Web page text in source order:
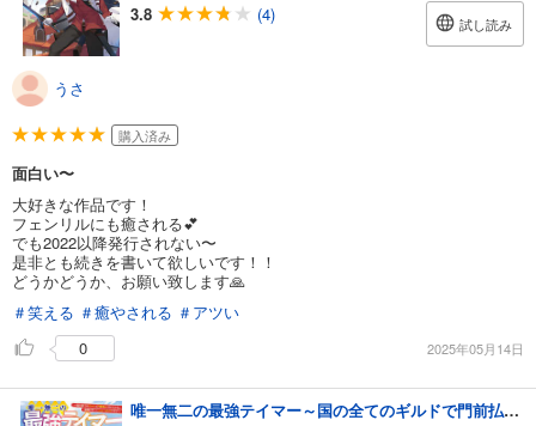
3.8
(4) 試し読み
うさ
購入済み
面白い〜
大好きな作品です！
フェンリルにも癒される💕
でも2022以降発行されない〜
是非とも続きを書いて欲しいです！！
どうかどうか、お願い致します🙏
＃笑える ＃癒やされる ＃アツい
0
2025年05月14日
唯一無二の最強テイマー～国の全てのギルドで門前払いされたから、他国に行ってスローライフします～【分冊版】(ノヴァコミックス)2